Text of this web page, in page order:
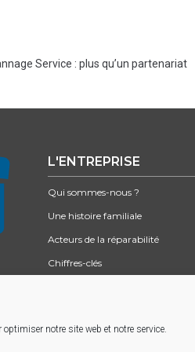
notre site web et notre service.
Service : plus qu’un partenariat
L'ENTREPRISE
Qui sommes-nous ?
Une histoire familiale
Acteurs de la réparabilité
Chiffres-clés